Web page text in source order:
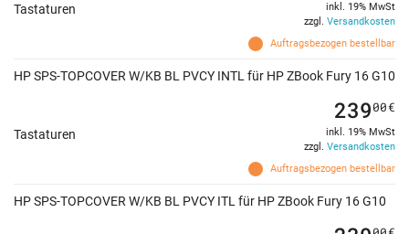
Tastaturen
Auftragsbezogen bestellbar
inkl. 19% MwSt
zzgl. Versandkosten
HP SPS-TOPCOVER W/KB BL PVCY INTL für HP ZBook Fury 16 G10
Tastaturen
Auftragsbezogen bestellbar
23900€
inkl. 19% MwSt
zzgl. Versandkosten
HP SPS-TOPCOVER W/KB BL PVCY ITL für HP ZBook Fury 16 G10